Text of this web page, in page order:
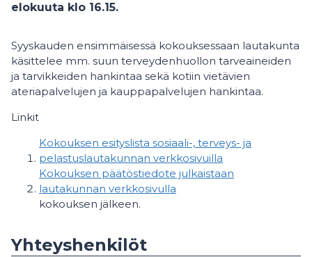
elokuuta klo 16.15.
Syyskauden ensimmäisessä kokouksessaan lautakunta
käsittelee mm. suun terveydenhuollon tarveaineiden
ja tarvikkeiden hankintaa sekä kotiin vietävien
ateriapalvelujen ja kauppapalvelujen hankintaa.
​Linkit
Kokouksen esityslista sosiaali-, terveys- ja
pelastuslautakunnan verkkosivuilla
Kokouksen päätöstiedote julkaistaan
lautakunnan verkkosivulla
kokouksen jälkeen.
Yhteyshenkilöt